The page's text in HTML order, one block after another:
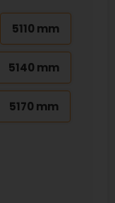
5110 mm
5140 mm
5170 mm